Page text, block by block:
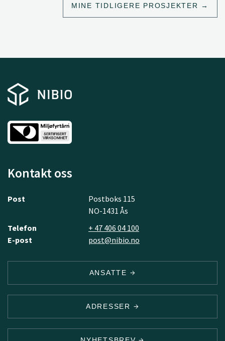
MINE TIDLIGERE PROSJEKTER
Kontakt oss
Post
Postboks 115
NO-1431 Ås
Telefon
+ 47 406 04 100
E-post
post@nibio.no
ANSATTE
ADRESSER